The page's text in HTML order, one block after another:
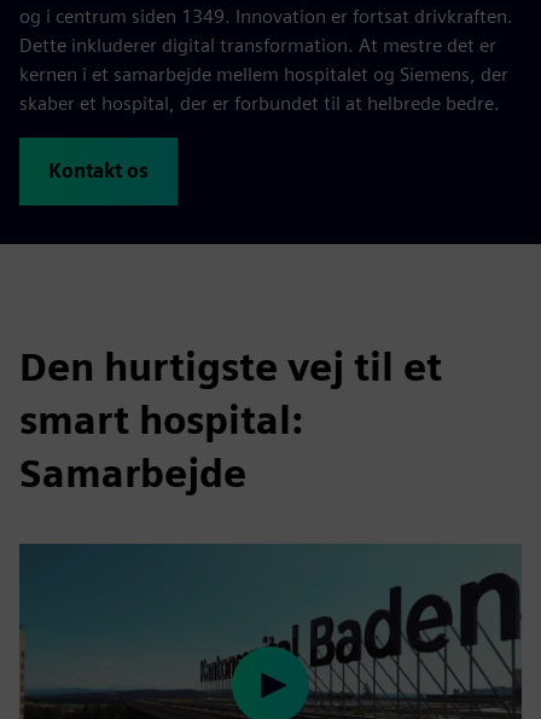
og i centrum siden 1349. Innovation er fortsat drivkraften.
Dette inkluderer digital transformation. At mestre det er
kernen i et samarbejde mellem hospitalet og Siemens, der
skaber et hospital, der er forbundet til at helbrede bedre.
Kontakt os
Den hurtigste vej til et
smart hospital:
Samarbejde
Play